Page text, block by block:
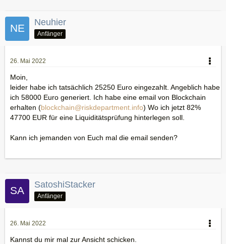
Neuhier
Anfänger
26. Mai 2022
Moin,
leider habe ich tatsächlich 25250 Euro eingezahlt. Angeblich habe
ich 58000 Euro generiert. Ich habe eine email von Blockchain
erhalten (blockchain@riskdepartment.info) Wo ich jetzt 82%
47700 EUR für eine Liquiditätsprüfung hinterlegen soll.
Kann ich jemanden von Euch mal die email senden?
SatoshiStacker
Anfänger
26. Mai 2022
Kannst du mir mal zur Ansicht schicken.